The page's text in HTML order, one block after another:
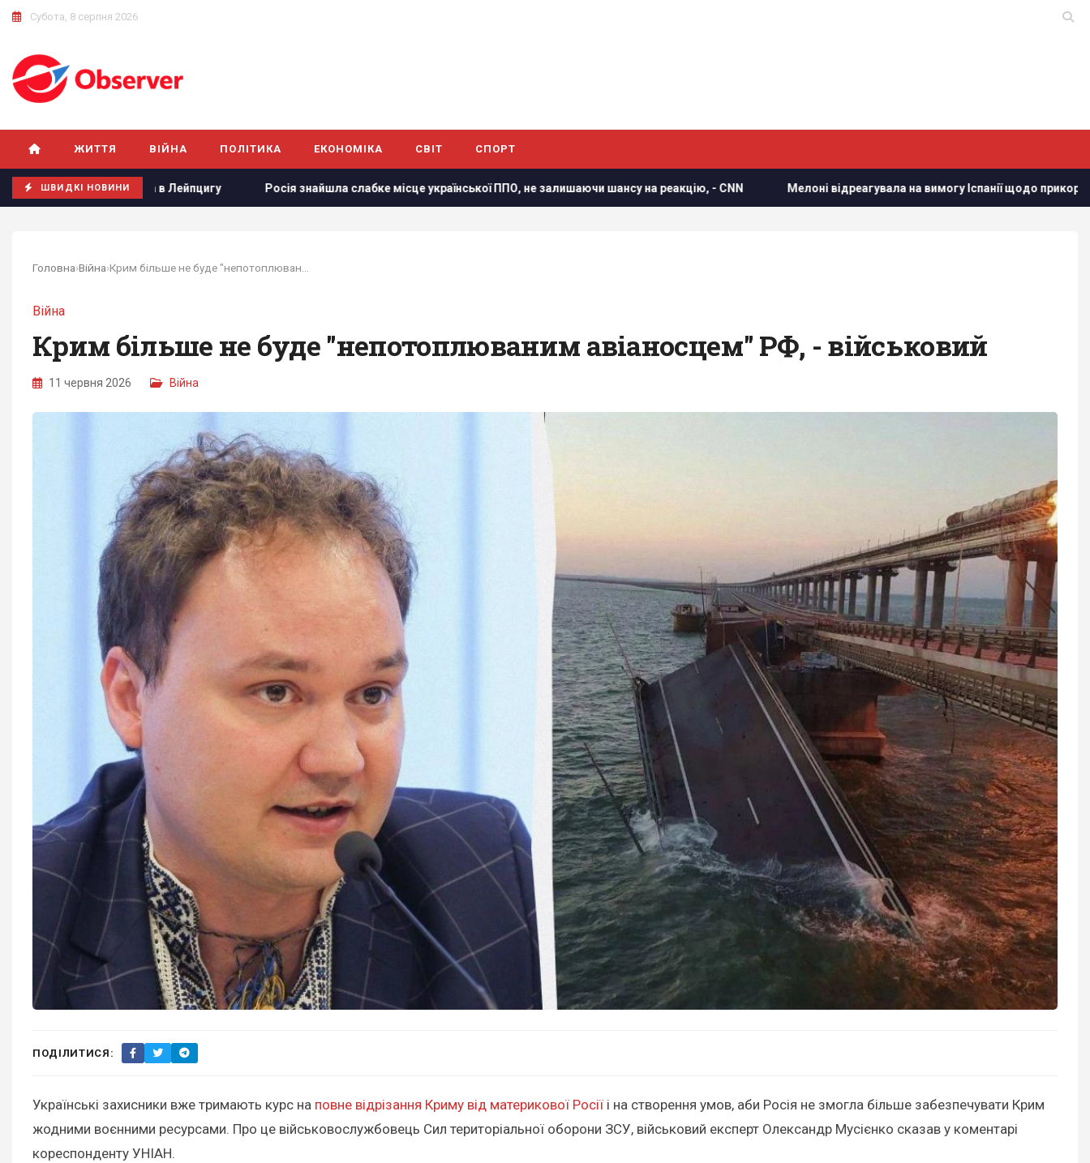
Субота, 8 серпня 2026
ЖИТТЯ ВІЙНА ПОЛІТИКА ЕКОНОМІКА СВІТ СПОРТ
ШВИДКІ НОВИНИ
в Лейпцигу Росія знайшла слабке місце української ППО, не залишаючи шансу на реакцію, - CNN Мелоні відреагувала на вимогу Іспанії щодо прикордонних перевірок у
Головна›Війна›
Війна
Крим більше не буде "непотоплюваним авіаносцем" РФ, - військовий
11 червня 2026 Війна
ПОДІЛИТИСЯ:
Українські захисники вже тримають курс на повне відрізання Криму від материкової Росії і на створення умов, аби Росія не змогла більше забезпечувати Крим
жодними воєнними ресурсами. Про це військовослужбовець Сил територіальної оборони ЗСУ, військовий експерт Олександр Мусієнко сказав у коментарі
кореспонденту УНІАН.